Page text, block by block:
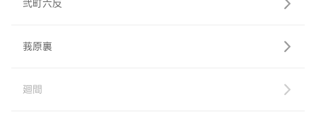
弐町六反
莪原裏
廻間